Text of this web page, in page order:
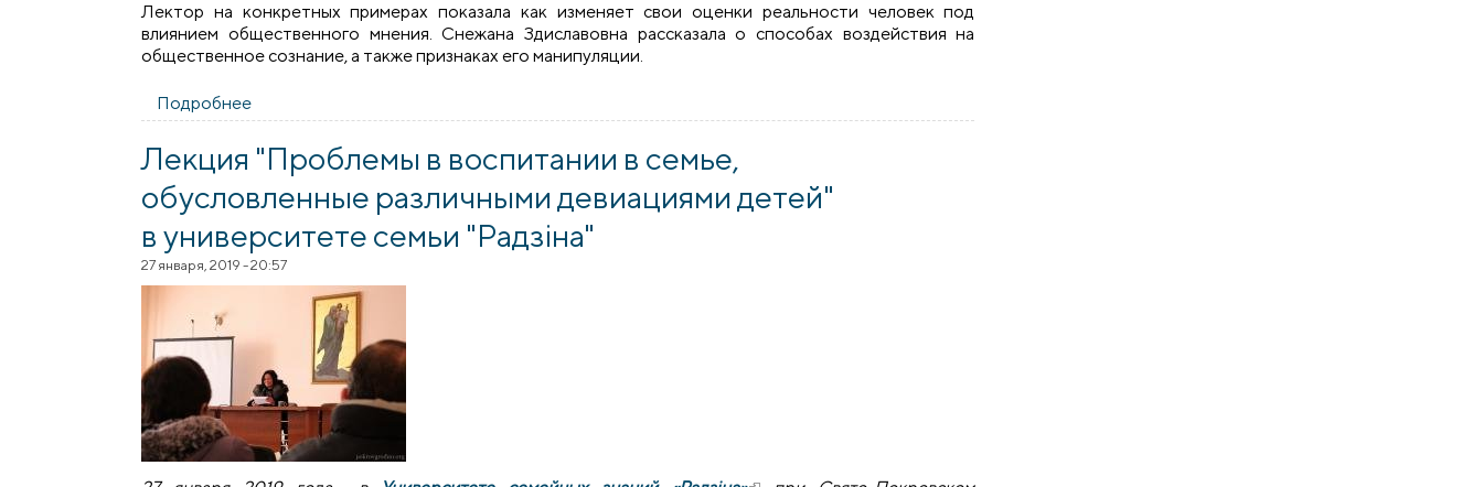
Лектор на конкретных примерах показала как изменяет свои оценки реальности человек под
влиянием общественного мнения. Снежана Здиславовна рассказала о способах воздействия на
общественное сознание, а также признаках его манипуляции.
Подробнее
Лекция "Проблемы в воспитании в семье,
обусловленные различными девиациями детей"
в университете семьи "Радзіна"
27 января, 2019 - 20:57